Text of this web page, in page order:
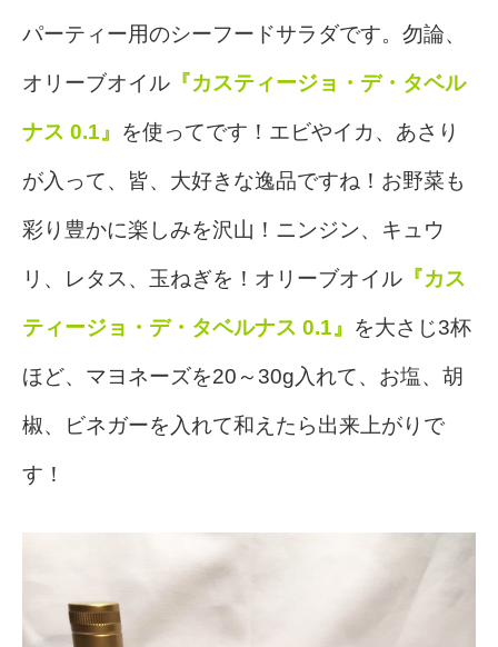
パーティー用のシーフードサラダです。 勿論、
オリーブオイル 『カスティージョ・デ・タベル
ナス 0.1』 を使ってです！ エビやイカ、あさり
が入って、皆、大好きな逸品ですね！ お野菜も
彩り豊かに楽しみを沢山！ ニンジン、キュウ
リ、レタス、玉ねぎを！ オリーブオイル 『カス
ティージョ・デ・タベルナス 0.1』 を大さじ3杯
ほど、マヨネーズを20～30g入れて、お塩、胡
椒、ビネガーを入れて和えたら出来上がりで
す！